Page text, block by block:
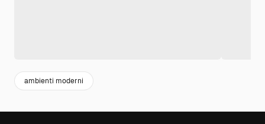
ambienti moderni